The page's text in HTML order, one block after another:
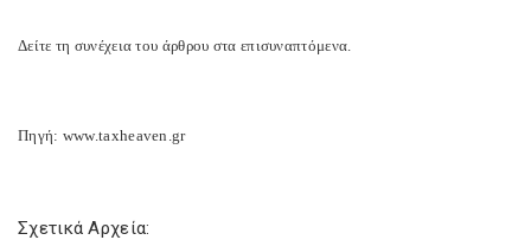
Δείτε τη συνέχεια του άρθρου στα επισυναπτόμενα.
Πηγή: www.taxheaven.gr
Σχετικά Αρχεία: